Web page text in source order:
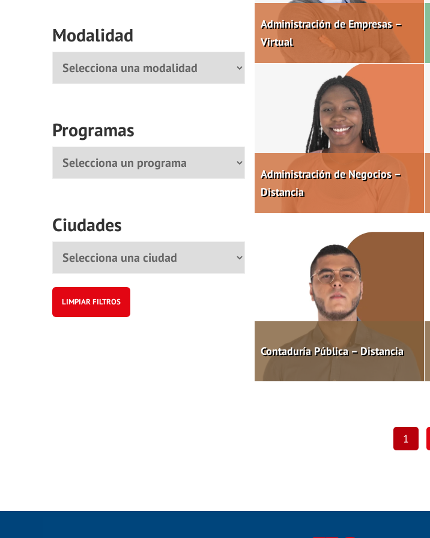
Modalidad
Programas
Ciudades
LIMPIAR FILTROS
Administración de Empresas –
Virtual
Administración de Negocios –
Distancia
Contaduría Pública – Distancia
1